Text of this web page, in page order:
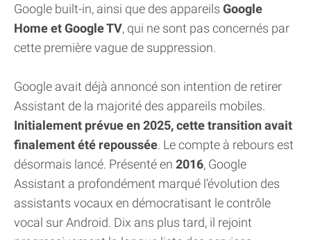
Google built-in, ainsi que des appareils Google
Home et Google TV, qui ne sont pas concernés par
cette première vague de suppression.
Google avait déjà annoncé son intention de retirer
Assistant de la majorité des appareils mobiles.
Initialement prévue en 2025, cette transition avait
finalement été repoussée. Le compte à rebours est
désormais lancé. Présenté en 2016, Google
Assistant a profondément marqué l’évolution des
assistants vocaux en démocratisant le contrôle
vocal sur Android. Dix ans plus tard, il rejoint